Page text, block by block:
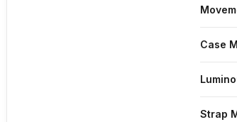
Case
Strap